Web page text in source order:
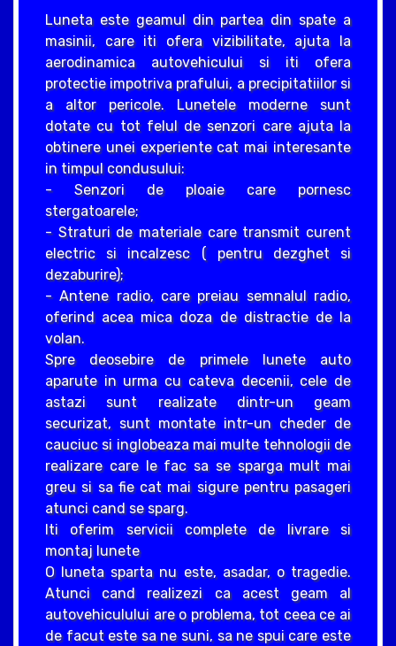
Luneta este geamul din partea din spate a
masinii, care iti ofera vizibilitate, ajuta la
aerodinamica autovehicului si iti ofera
protectie impotriva prafului, a precipitatiilor si
a altor pericole. Lunetele moderne sunt
dotate cu tot felul de senzori care ajuta la
obtinere unei experiente cat mai interesante
in timpul condusului:
- Senzori de ploaie care pornesc
stergatoarele;
- Straturi de materiale care transmit curent
electric si incalzesc ( pentru dezghet si
dezaburire);
- Antene radio, care preiau semnalul radio,
oferind acea mica doza de distractie de la
volan.
Spre deosebire de primele lunete auto
aparute in urma cu cateva decenii, cele de
astazi sunt realizate dintr-un geam
securizat, sunt montate intr-un cheder de
cauciuc si inglobeaza mai multe tehnologii de
realizare care le fac sa se sparga mult mai
greu si sa fie cat mai sigure pentru pasageri
atunci cand se sparg.
Iti oferim servicii complete de livrare si
montaj lunete
O luneta sparta nu este, asadar, o tragedie.
Atunci cand realizezi ca acest geam al
autovehiculului are o problema, tot ceea ce ai
de facut este sa ne suni, sa ne spui care este